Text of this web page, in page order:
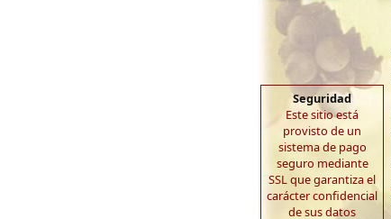
Seguridad
Este sitio está
provisto de un
sistema de pago
seguro mediante
SSL que garantiza el
carácter confidencial
de sus datos